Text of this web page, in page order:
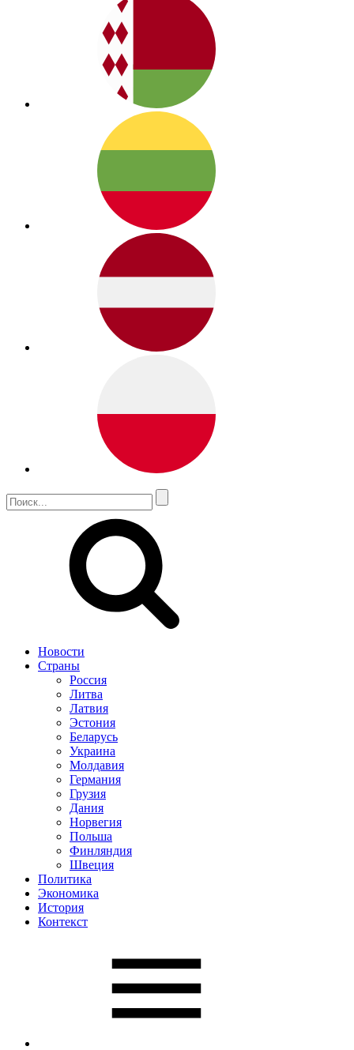
Новости
Страны
Россия
Литва
Латвия
Эстония
Беларусь
Украина
Молдавия
Германия
Грузия
Дания
Норвегия
Польша
Финляндия
Швеция
Политика
Экономика
История
Контекст